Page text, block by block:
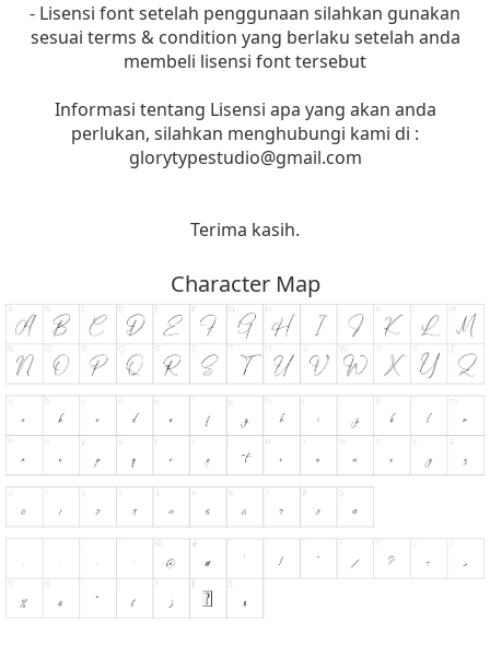
- Lisensi font setelah penggunaan silahkan gunakan
sesuai terms & condition yang berlaku setelah anda
membeli lisensi font tersebut
Informasi tentang Lisensi apa yang akan anda
perlukan, silahkan menghubungi kami di :
glorytypestudio@gmail.com
Terima kasih.
Character Map